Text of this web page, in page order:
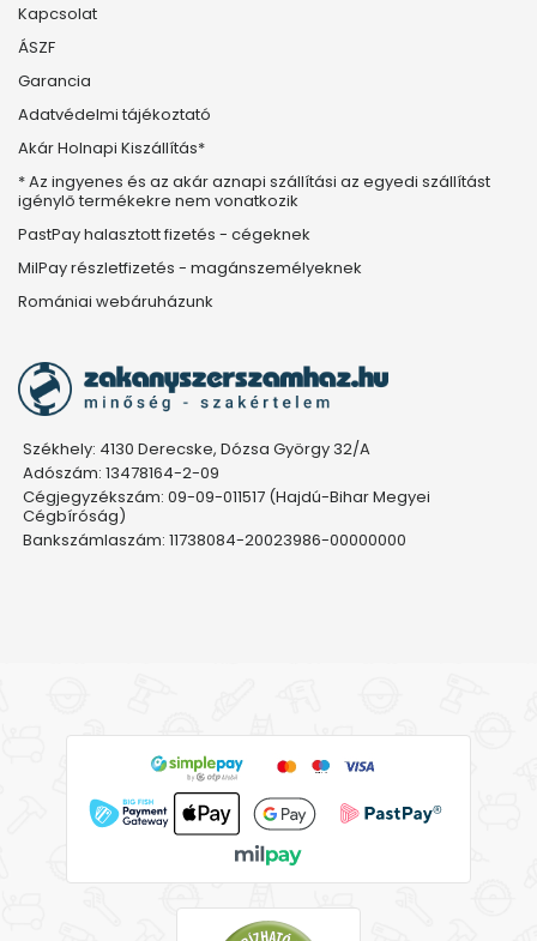
Kapcsolat
ÁSZF
Garancia
Adatvédelmi tájékoztató
Akár Holnapi Kiszállítás*
* Az ingyenes és az akár aznapi szállítási az egyedi szállítást
igénylő termékekre nem vonatkozik
PastPay halasztott fizetés - cégeknek
MilPay részletfizetés - magánszemélyeknek
Romániai webáruházunk
Székhely: 4130 Derecske, Dózsa György 32/A
Adószám: 13478164-2-09
Cégjegyzékszám: 09-09-011517 (Hajdú-Bihar Megyei
Cégbíróság)
Bankszámlaszám: 11738084-20023986-00000000